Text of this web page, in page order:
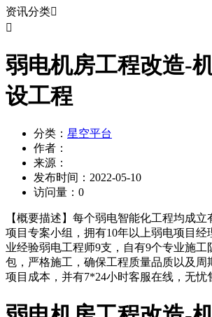
资讯分类

弱电机房工程改造-
设工程
分类： 星空平台
作者：
来源：
发布时间： 2022-05-10
访问量： 0
【概要描述】 每个弱电智能化工程均成立
项目专案小组，拥有10年以上弱电项目经
业经验弱电工程师9支，自有9个专业施工
包，严格施工，确保工程质量品质以及周
项目成本，并有7*24小时客服在线，无忧